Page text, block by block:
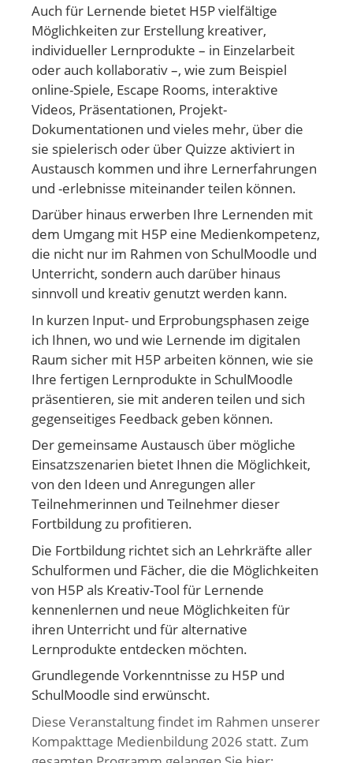
Auch für Lernende bietet H5P vielfältige
Möglichkeiten zur Erstellung kreativer,
individueller Lernprodukte – in Einzelarbeit
oder auch kollaborativ –, wie zum Beispiel
online-Spiele, Escape Rooms, interaktive
Videos, Präsentationen, Projekt-
Dokumentationen und vieles mehr, über die
sie spielerisch oder über Quizze aktiviert in
Austausch kommen und ihre Lernerfahrungen
und -erlebnisse miteinander teilen können.
Darüber hinaus erwerben Ihre Lernenden mit
dem Umgang mit H5P eine Medienkompetenz,
die nicht nur im Rahmen von SchulMoodle und
Unterricht, sondern auch darüber hinaus
sinnvoll und kreativ genutzt werden kann.
In kurzen Input- und Erprobungsphasen zeige
ich Ihnen, wo und wie Lernende im digitalen
Raum sicher mit H5P arbeiten können, wie sie
Ihre fertigen Lernprodukte in SchulMoodle
präsentieren, sie mit anderen teilen und sich
gegenseitiges Feedback geben können.
Der gemeinsame Austausch über mögliche
Einsatzszenarien bietet Ihnen die Möglichkeit,
von den Ideen und Anregungen aller
Teilnehmerinnen und Teilnehmer dieser
Fortbildung zu profitieren.
Die Fortbildung richtet sich an Lehrkräfte aller
Schulformen und Fächer, die die Möglichkeiten
von H5P als Kreativ-Tool für Lernende
kennenlernen und neue Möglichkeiten für
ihren Unterricht und für alternative
Lernprodukte entdecken möchten.
Grundlegende Vorkenntnisse zu H5P und
SchulMoodle sind erwünscht.
Diese Veranstaltung findet im Rahmen unserer
Kompakttage Medienbildung 2026 statt. Zum